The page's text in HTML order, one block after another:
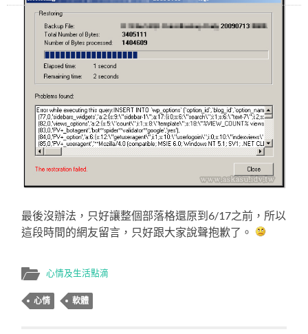
最後沒辦法，只好讓整個部落格還原到6/17之前，所以
這段時間的網友留言，只好跟大家說聲抱歉了。
心情及生活點滴
心情 軟體